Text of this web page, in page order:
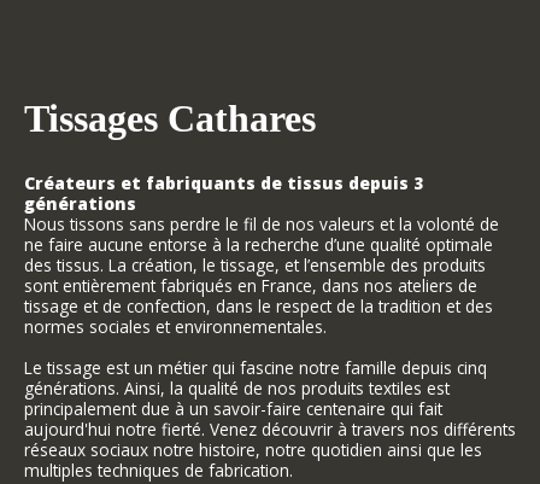
Tissages Cathares
Créateurs et fabriquants de tissus depuis 3
générations
Nous tissons sans perdre le fil de nos valeurs et la volonté de
ne faire aucune entorse à la recherche d’une qualité optimale
des tissus. La création, le tissage, et l’ensemble des produits
sont entièrement fabriqués en France, dans nos ateliers de
tissage et de confection, dans le respect de la tradition et des
normes sociales et environnementales.
Le tissage est un métier qui fascine notre famille depuis cinq
générations. Ainsi, la qualité de nos produits textiles est
principalement due à un savoir-faire centenaire qui fait
aujourd'hui notre fierté. Venez découvrir à travers nos différents
réseaux sociaux notre histoire, notre quotidien ainsi que les
multiples techniques de fabrication.